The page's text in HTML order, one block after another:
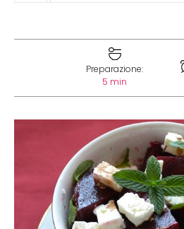
Preparazione:
5 min